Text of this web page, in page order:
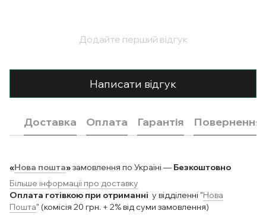
Додайте перший відгук
Написати відгук
Доставка Оплата Гарантія Повернення
«Нова пошта»замовлення по Україні — Безкоштовно
Більше інформації про доставку
Оплата готівкою при отриманні у відділенні "Нова
Пошта" (комісія 20 грн. + 2% від суми замовлення)